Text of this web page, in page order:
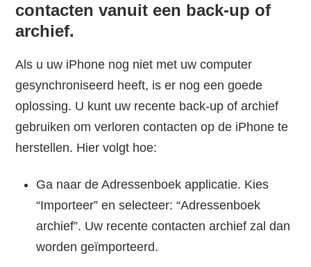
contacten vanuit een back-up of
archief.
Als u uw iPhone nog niet met uw computer
gesynchroniseerd heeft, is er nog een goede
oplossing. U kunt uw recente back-up of archief
gebruiken om verloren contacten op de iPhone te
herstellen. Hier volgt hoe:
Ga naar de Adressenboek applicatie. Kies
“Importeer” en selecteer: “Adressenboek
archief”. Uw recente contacten archief zal dan
worden geïmporteerd.